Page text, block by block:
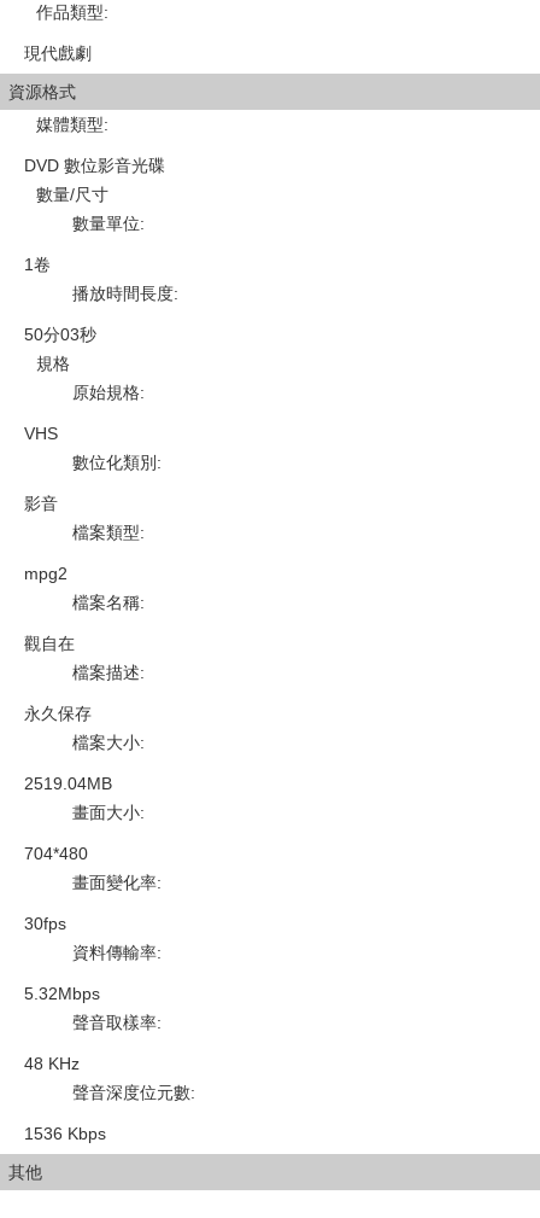
作品類型:
現代戲劇
資源格式
媒體類型:
DVD 數位影音光碟
數量/尺寸
數量單位:
1卷
播放時間長度:
50分03秒
規格
原始規格:
VHS
數位化類別 :
影音
檔案類型:
mpg2
檔案名稱:
觀自在
檔案描述:
永久保存
檔案大小:
2519.04MB
畫面大小:
704*480
畫面變化率:
30fps
資料傳輸率:
5.32Mbps
聲音取樣率:
48 KHz
聲音深度位元數:
1536 Kbps
其他